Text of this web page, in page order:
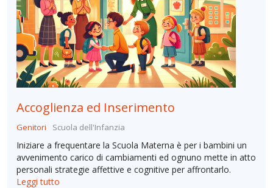
Accoglienza ed Inserimento
Genitori Scuola dell'Infanzia
Iniziare a frequentare la Scuola Materna è per i bambini un
avvenimento carico di cambiamenti ed ognuno mette in atto
personali strategie affettive e cognitive per affrontarlo.
Leggi tutto